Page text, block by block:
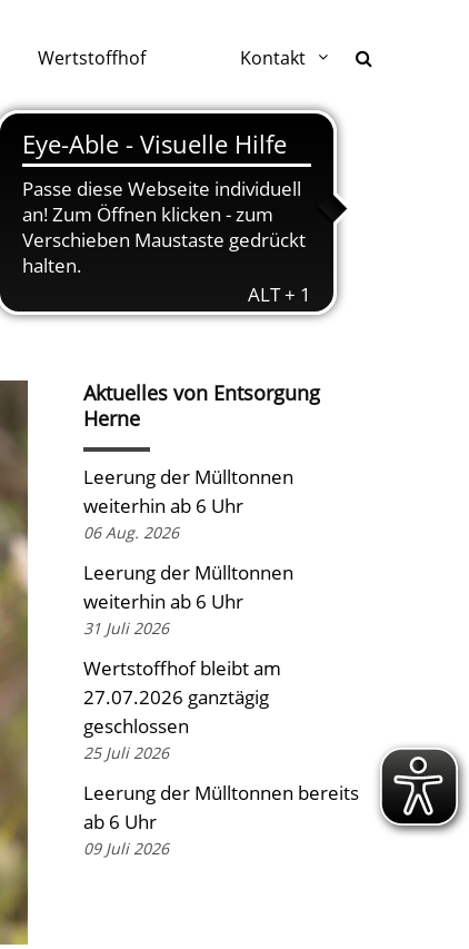
Wertstoffhof Kontakt
Aktuelles von Entsorgung
Herne
Leerung der Mülltonnen
weiterhin ab 6 Uhr
06 Aug. 2026
Leerung der Mülltonnen
weiterhin ab 6 Uhr
31 Juli 2026
Wertstoffhof bleibt am
27.07.2026 ganztägig
geschlossen
25 Juli 2026
Leerung der Mülltonnen bereits
ab 6 Uhr
09 Juli 2026